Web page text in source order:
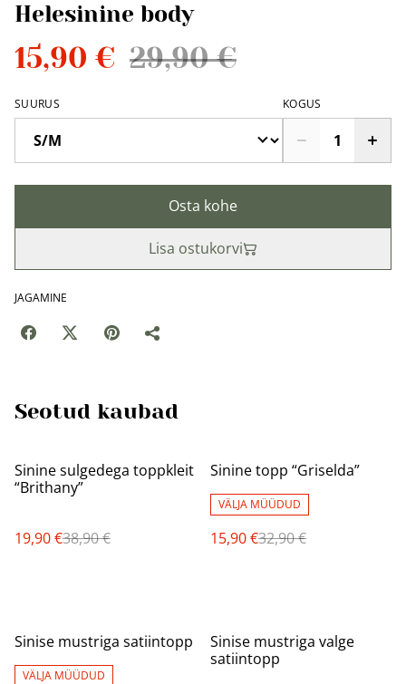
Helesinine body
15,90 € 29,90 €
SUURUS KOGUS
Osta kohe
Lisa ostukorvi
JAGAMINE
Seotud kaubad
%
Sinine sulgedega toppkleit
“Brithany”
19,90 €38,90 €
%
Sinine topp “Griselda”
VÄLJA MÜÜDUD
15,90 €32,90 €
%
Sinise mustriga satiintopp
VÄLJA MÜÜDUD
%
Sinise mustriga valge
satiintopp